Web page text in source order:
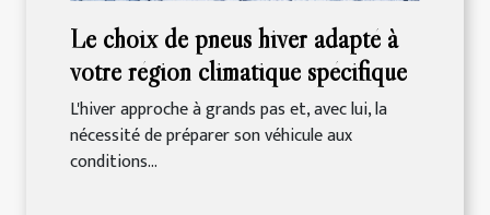
Le choix de pneus hiver adapté à
votre région climatique spécifique
L'hiver approche à grands pas et, avec lui, la
nécessité de préparer son véhicule aux
conditions...